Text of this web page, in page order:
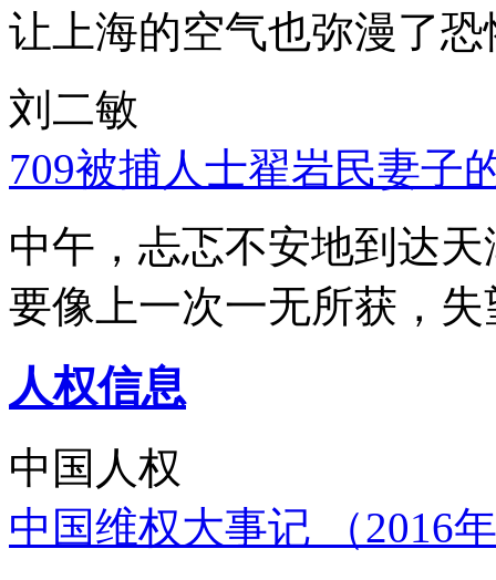
让上海的空气也弥漫了
刘二敏
709被捕人士翟岩民妻子
中午，忐忑不安地到达
要像上一次一无所获，
人权信息
中国人权
中国维权大事记 （2016